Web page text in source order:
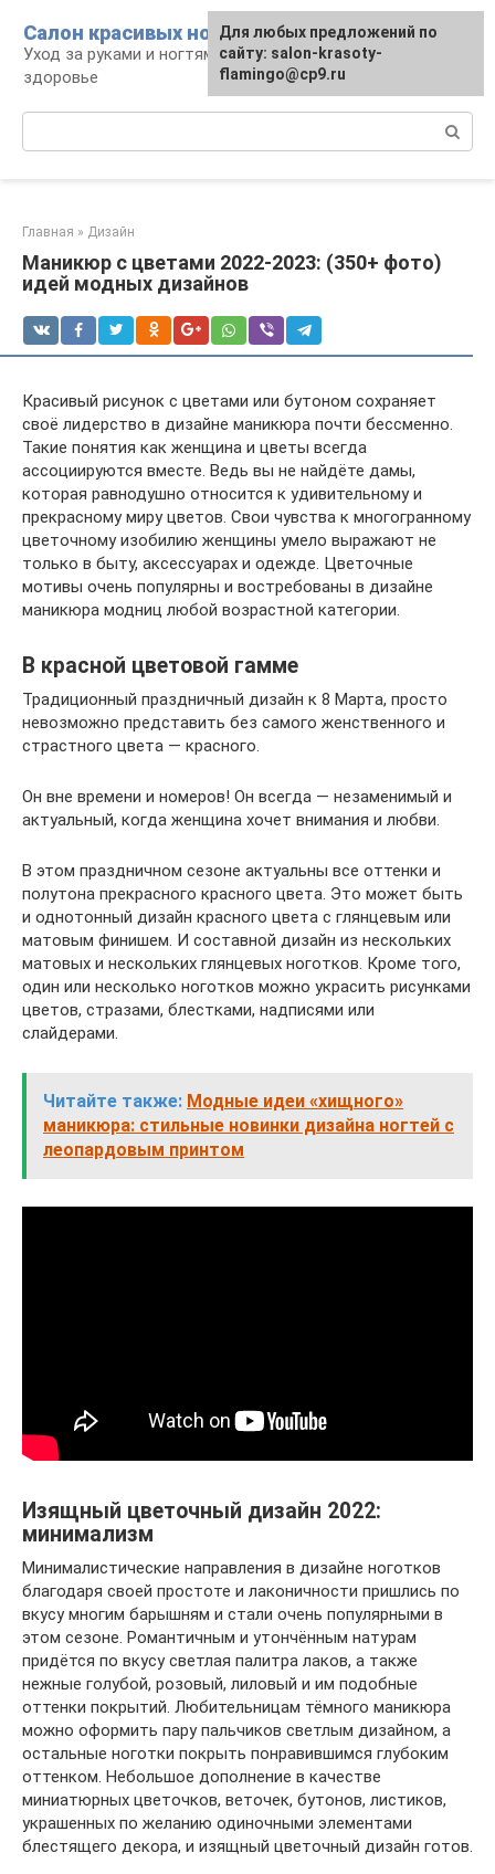
контенту
Салон красивых ноготков
Уход за руками и ногтями, красота и
здоровье
Главная » Дизайн
Маникюр с цветами 2022-2023: (350+ фото)
идей модных дизайнов
Красивый рисунок с цветами или бутоном сохраняет
своё лидерство в дизайне маникюра почти бессменно.
Такие понятия как женщина и цветы всегда
ассоциируются вместе. Ведь вы не найдёте дамы,
которая равнодушно относится к удивительному и
прекрасному миру цветов. Свои чувства к многогранному
цветочному изобилию женщины умело выражают не
только в быту, аксессуарах и одежде. Цветочные
мотивы очень популярны и востребованы в дизайне
маникюра модниц любой возрастной категории.
В красной цветовой гамме
Традиционный праздничный дизайн к 8 Марта, просто
невозможно представить без самого женственного и
страстного цвета — красного.
Он вне времени и номеров! Он всегда — незаменимый и
актуальный, когда женщина хочет внимания и любви.
В этом праздничном сезоне актуальны все оттенки и
полутона прекрасного красного цвета. Это может быть
и однотонный дизайн красного цвета с глянцевым или
матовым финишем. И составной дизайн из нескольких
матовых и нескольких глянцевых ноготков. Кроме того,
один или несколько ноготков можно украсить рисунками
цветов, стразами, блестками, надписями или
слайдерами.
Читайте также: Модные идеи «хищного»
маникюра: стильные новинки дизайна ногтей с
леопардовым принтом
Изящный цветочный дизайн 2022:
минимализм
Минималистические направления в дизайне ноготков
благодаря своей простоте и лаконичности пришлись по
вкусу многим барышням и стали очень популярными в
этом сезоне. Романтичным и утончённым натурам
придётся по вкусу светлая палитра лаков, а также
нежные голубой, розовый, лиловый и им подобные
оттенки покрытий. Любительницам тёмного маникюра
можно оформить пару пальчиков светлым дизайном, а
остальные ноготки покрыть понравившимся глубоким
оттенком. Небольшое дополнение в качестве
миниатюрных цветочков, веточек, бутонов, листиков,
украшенных по желанию одиночными элементами
блестящего декора, и изящный цветочный дизайн готов.
Для любых предложений по
сайту: salon-krasoty-
flamingo@cp9.ru